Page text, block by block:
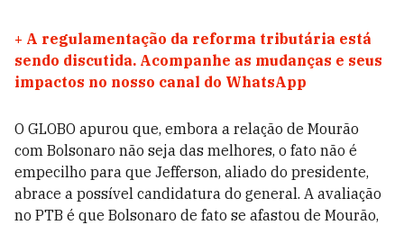
+ A regulamentação da reforma tributária está
sendo discutida. Acompanhe as mudanças e seus
impactos no nosso canal do WhatsApp
O GLOBO apurou que, embora a relação de Mourão
com Bolsonaro não seja das melhores, o fato não é
empecilho para que Jefferson, aliado do presidente,
abrace a possível candidatura do general. A avaliação
no PTB é que Bolsonaro de fato se afastou de Mourão,